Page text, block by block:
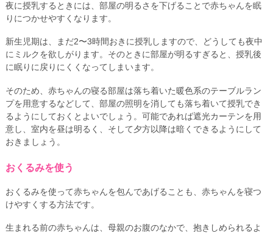
夜に授乳するときには、部屋の明るさを下げることで赤ちゃんを眠
りにつかせやすくなります。
新生児期は、まだ2〜3時間おきに授乳しますので、どうしても夜中
にミルクを欲しがります。そのときに部屋が明るすぎると、授乳後
に眠りに戻りにくくなってしまいます。
そのため、赤ちゃんの寝る部屋は落ち着いた暖色系のテーブルラン
プを用意するなどして、部屋の照明を消しても落ち着いて授乳でき
るようにしておくとよいでしょう。可能であれば遮光カーテンを用
意し、室内を昼は明るく、そして夕方以降は暗くできるようにして
おきましょう。
おくるみを使う
おくるみを使って赤ちゃんを包んであげることも、赤ちゃんを寝つ
けやすくする方法です。
生まれる前の赤ちゃんは、母親のお腹のなかで、抱きしめられるよ